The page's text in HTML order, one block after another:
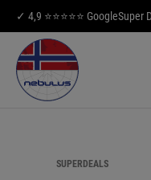
✓ 4,9 ⭐⭐⭐⭐⭐ GoogleSuper
SUPERDEALS